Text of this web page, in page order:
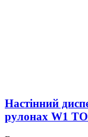
Настінний
рулонах W1